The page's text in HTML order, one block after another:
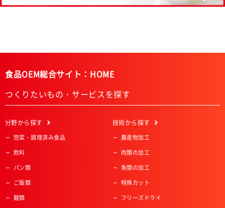
食品OEM総合サイト：HOME
つくりたいもの・サービスを探す
分野から探す
惣菜・調理済み食品
飲料
パン類
ご飯類
麺類
技術から探す
農産物加工
肉類の加工
魚類の加工
特殊カット
フリーズドライ